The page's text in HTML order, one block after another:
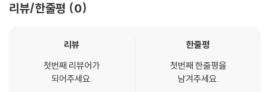
늘 분주하고 따뜻하고 때론 혼란스럽고, 무섭고, 사랑스러운 다양한 감정
이야기들이 들어 있습니다.
과거에 비해 맞벌이 부부가 급속하게 늘어난 한국의 가정에서도 아이가 혼
자서 겪어야 하는 일들은 많이 있습니다. 아이 혼자 속앓이를 할 때도 있고,
리뷰/한줄평 0
리뷰
첫번째 리뷰어가
되어주세요.
한줄평
첫번째 한줄평을
남겨주세요.